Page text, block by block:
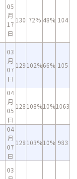
05
月
17
日
130 72% 48% 104
03
月
07
日
129102%66% 105
04
月
05
日
128108%10%1063
04
月
07
日
128103%10% 983
03